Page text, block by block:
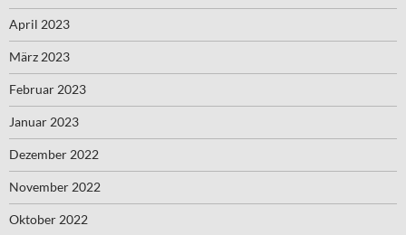
April 2023
März 2023
Februar 2023
Januar 2023
Dezember 2022
November 2022
Oktober 2022